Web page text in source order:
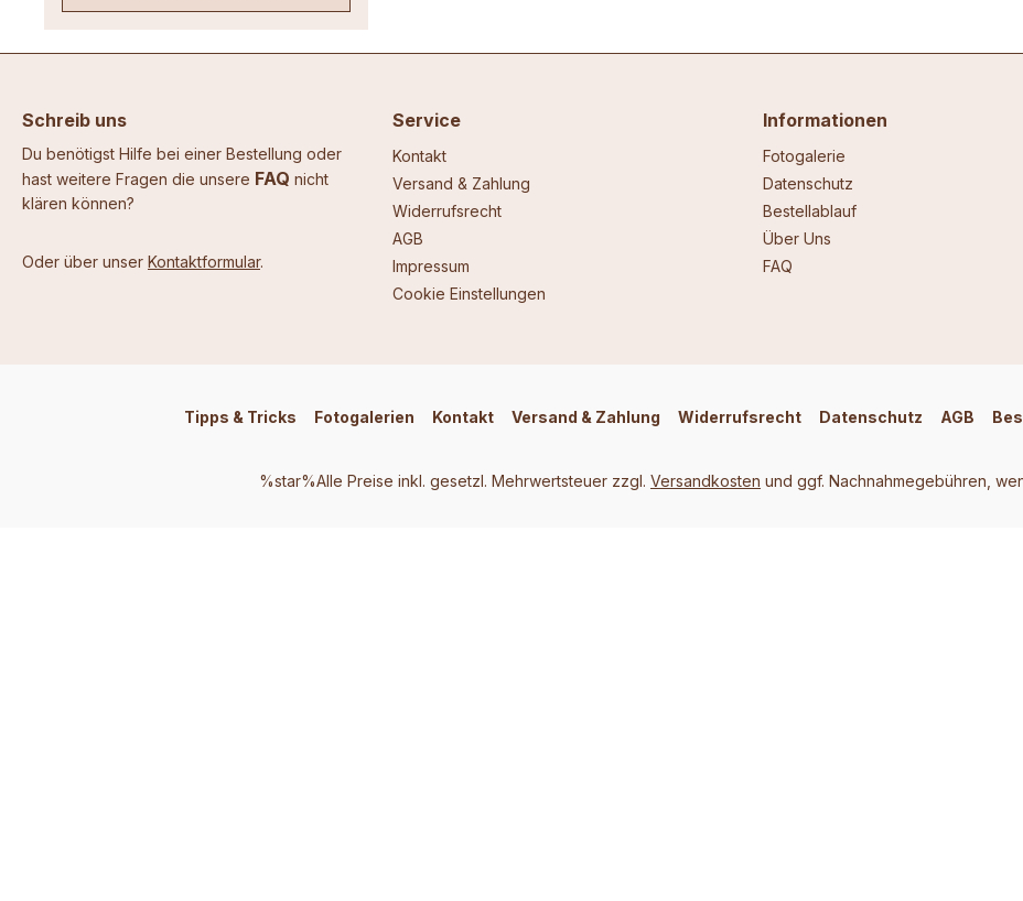
standen auf einer Fensterbank. Beide
der dem Licht zugewandten Seite. Die
Schreib uns
Du benötigst Hilfe bei einer Bestellung oder
hast weitere Fragen die unsere FAQ nicht
klären können?
Oder über unser Kontaktformular.
Service
Kontakt
Versand & Zahlung
Widerrufsrecht
AGB
Impressum
Cookie Einstellungen
Informationen
Fotogalerie
Datenschutz
Bestellablauf
Über Uns
FAQ
Tipps & Tricks Fotogalerien Kontakt Versand & Zahlung Widerrufsrecht Datenschutz AGB
%star%Alle Preise inkl. gesetzl. Mehrwertsteuer zzgl. Versandkosten und ggf. Nachnahmegebühren,